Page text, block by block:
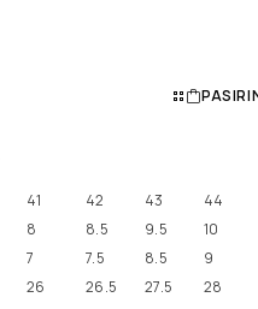
41 42 43
44
8 8.5 9.5
10
7 7.5 8.5
9
26 26.5 27.5
28